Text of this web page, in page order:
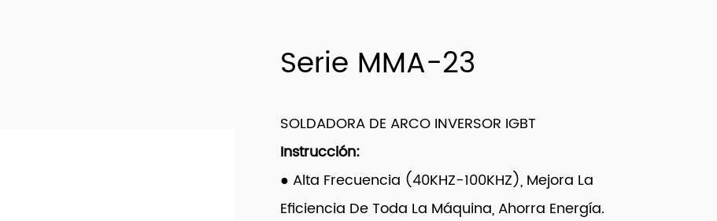
Serie MMA-23
SOLDADORA DE ARCO INVERSOR IGBT
Instrucción:
● Alta Frecuencia (40KHZ-100KHZ), Mejora La
Eficiencia De Toda La Máquina, Ahorra Energía.